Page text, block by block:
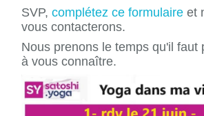
SVP, complétez ce formulaire et
vous contacterons.
Nous prenons le temps qu'il faut
à vous connaître.